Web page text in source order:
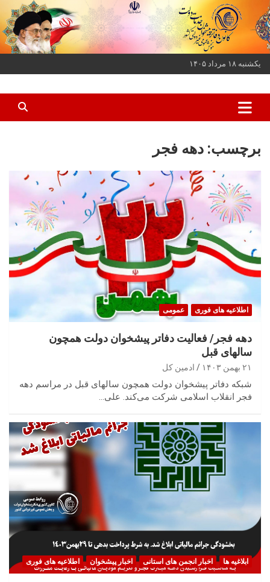
به
محتوا
بروید
یکشنبه ۱۸ مرداد ۱۴۰۵
کانون دفاتر پیشخوان
برچسب: دهه فجر
اطلاعیه های فوری عمومی
دهه فجر/ فعالیت دفاتر پیشخوان دولت همچون
سالهای قبل
۲۱ بهمن ۱۴۰۳ ادمین کل
شبکه دفاتر پیشخوان دولت همچون سالهای قبل در مراسم دهه
فجر انقلاب اسلامی شرکت می‌کند. علی…
ابلاغیه ها اخبار انجمن های استانی اخبار پیشخوان اطلاعیه های فوری